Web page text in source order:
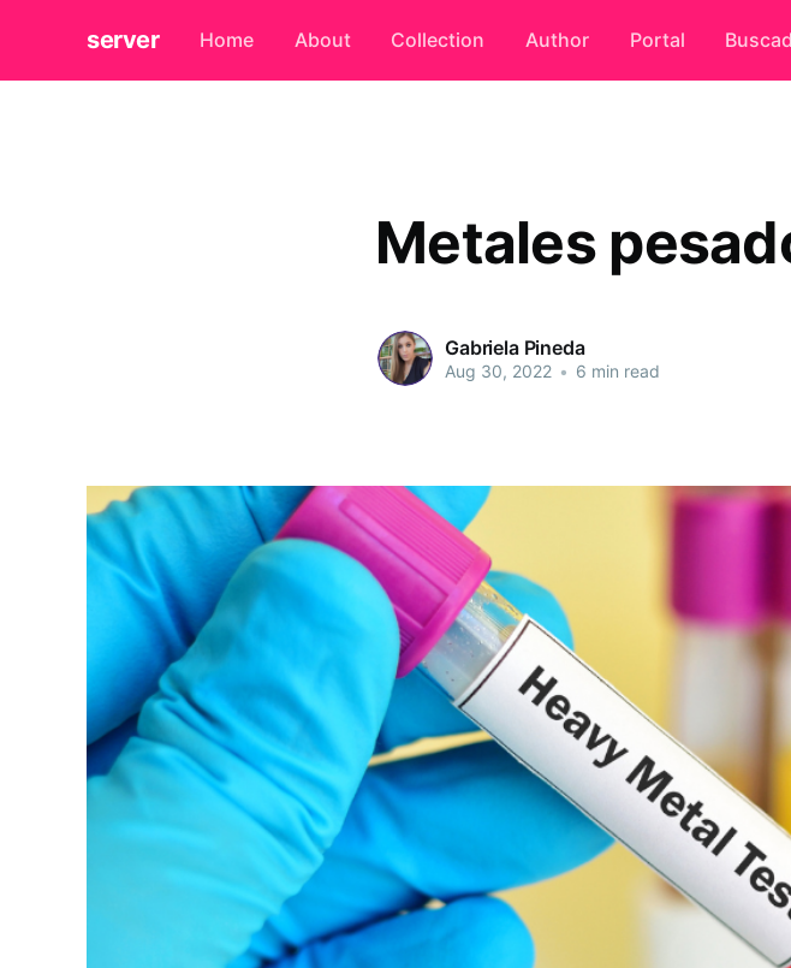
server Home About Collection Author Portal
Metales
Gabriela Pineda
Aug 30, 2022 • 6 min read